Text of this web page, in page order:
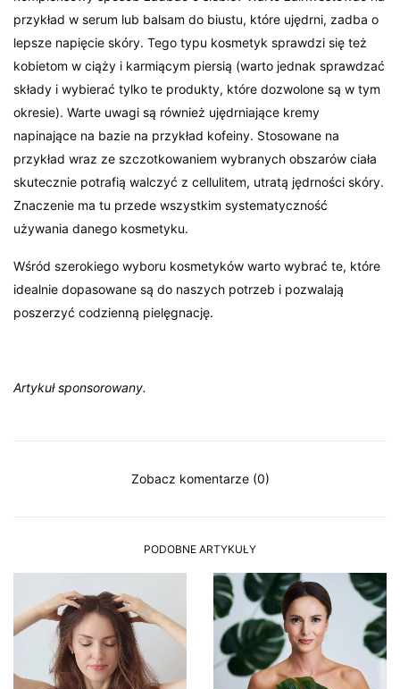
przykład w serum lub balsam do biustu, które ujędrni, zadba o
lepsze napięcie skóry. Tego typu kosmetyk sprawdzi się też
kobietom w ciąży i karmiącym piersią (warto jednak sprawdzać
składy i wybierać tylko te produkty, które dozwolone są w tym
okresie). Warte uwagi są również ujędrniające kremy
napinające na bazie na przykład kofeiny. Stosowane na
przykład wraz ze szczotkowaniem wybranych obszarów ciała
skutecznie potrafią walczyć z cellulitem, utratą jędrności skóry.
Znaczenie ma tu przede wszystkim systematyczność
używania danego kosmetyku.
Wśród szerokiego wyboru kosmetyków warto wybrać te, które
idealnie dopasowane są do naszych potrzeb i pozwalają
poszerzyć codzienną pielęgnację.
Artykuł sponsorowany.
Zobacz komentarze (0)
PODOBNE ARTYKUŁY